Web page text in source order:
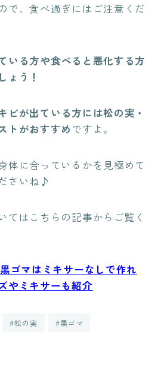
で、食べ過ぎにはご注意くだ
いる方や食べると悪化する方
ょう！
ビが出ている方には松の実・
トがおすすめ ですよ。
体に合っているかを見極めて
さいね♪
てはこちらの記事からご覧く
ゴマはミキサーなしで作れ
やミキサーも紹介
#松の実 #黒ゴマ